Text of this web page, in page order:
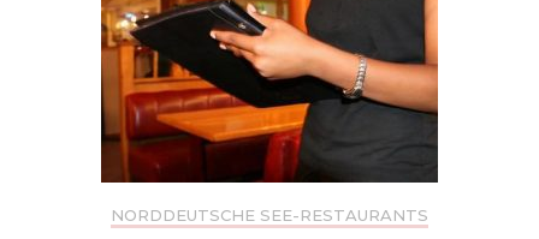
NORDDEUTSCHE SEE-RESTAURANTS